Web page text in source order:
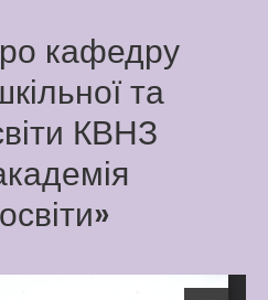
Latter match class
Swimming Lessons at New
Play is Our Brain’s Favorite
Way
New Friends Everyday at
кафедру
та
КВНЗ